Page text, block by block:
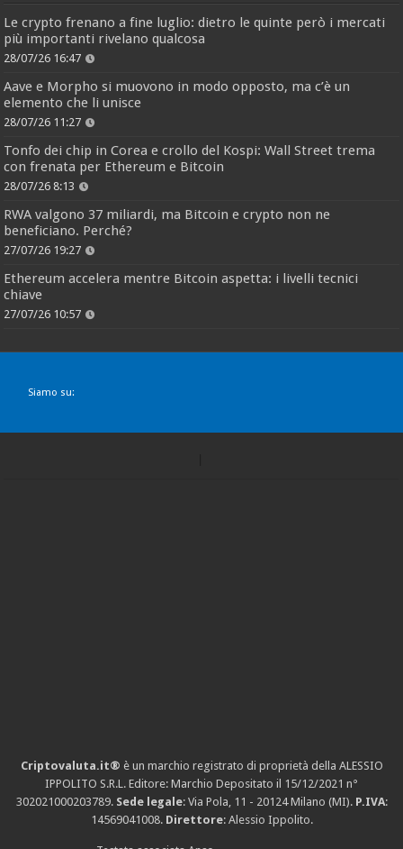
Le crypto frenano a fine luglio: dietro le quinte però i mercati
più importanti rivelano qualcosa
28/07/26 16:47
Aave e Morpho si muovono in modo opposto, ma c’è un
elemento che li unisce
28/07/26 11:27
Tonfo dei chip in Corea e crollo del Kospi: Wall Street trema
con frenata per Ethereum e Bitcoin
28/07/26 8:13
RWA valgono 37 miliardi, ma Bitcoin e crypto non ne
beneficiano. Perché?
27/07/26 19:27
Ethereum accelera mentre Bitcoin aspetta: i livelli tecnici
chiave
27/07/26 10:57
Siamo su:
Criptovaluta.it® è un marchio registrato di proprietà della ALESSIO
IPPOLITO S.R.L. Editore: Marchio Depositato il 15/12/2021 n°
302021000203789. Sede legale: Via Pola, 11 - 20124 Milano (MI). P.IVA:
14569041008. Direttore: Alessio Ippolito.